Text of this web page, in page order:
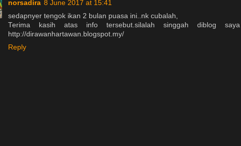
norsadira 8 June 2017 at 15:41
sedapnyer tengok ikan 2 bulan puasa ini..nk cubalah,
Terima kasih atas info tersebut.silalah singgah diblog saya
http://dirawanhartawan.blogspot.my/
Reply